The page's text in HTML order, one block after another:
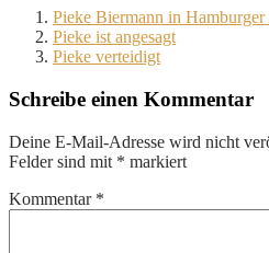
Pieke Biermann in
Pieke ist angesagt
Pieke verteidigt
Schreibe einen Kommentar
Deine E-Mail-Adresse wird nicht
Felder sind mit * markiert
Kommentar *